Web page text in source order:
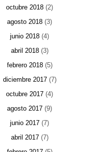
octubre 2018 (2)
agosto 2018 (3)
junio 2018 (4)
abril 2018(3)
febrero 2018(5)
diciembre 2017(7)
octubre 2017 (4)
agosto 2017 (9)
junio 2017 (7)
abril 2017(7)